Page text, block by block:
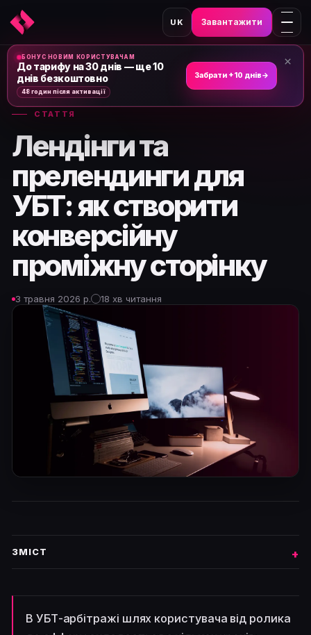
UK Завантажити
Головна›Новини та статті›
СТАТТЯ
Лендінги та
прелендинги для
УБТ: як створити
конверсійну
проміжну сторінку
3 травня 2026 р. 18 хв читання
ЗМІСТ
В УБТ-арбітражі шлях користувача від ролика
БОНУС НОВИМ КОРИСТУВАЧАМ
До тарифу на 30 днів — ще 10
днів безкоштовно
48 годин після активації
Забрати +10 днів→
×